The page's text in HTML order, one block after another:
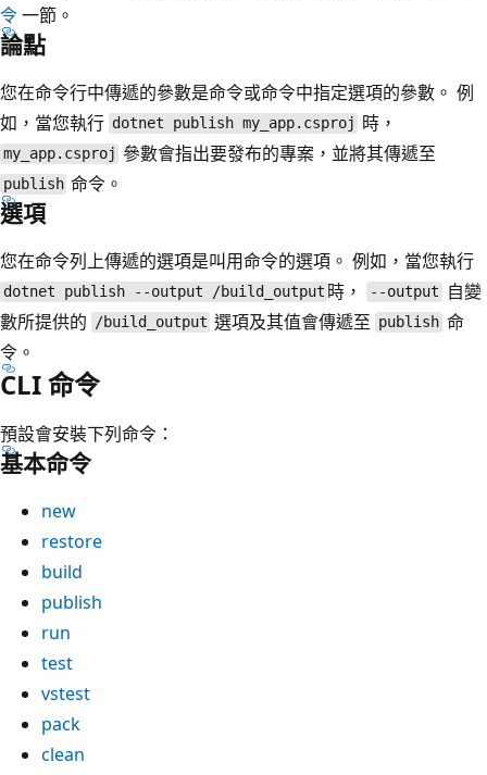
令一節。
論點
您在命令行中傳遞的參數是命令或命令中指定選項的參數。 例
如，當您執行 dotnet publish my_app.csproj 時，
my_app.csproj 參數會指出要發布的專案，並將其傳遞至
publish 命令。
選項
您在命令列上傳遞的選項是叫用命令的選項。 例如，當您執行
dotnet publish --output /build_output 時， --output
自變
數所提供的 /build_output 選項及其值會傳遞至 publish 命
令。
CLI 命令
預設會安裝下列命令：
基本命令
new
restore
build
publish
run
test
vstest
pack
clean